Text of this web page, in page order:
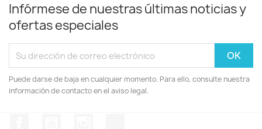
Infórmese de nuestras últimas noticias y
ofertas especiales
Puede darse de baja en cualquier momento. Para ello, consulte nuestra
información de contacto en el aviso legal.